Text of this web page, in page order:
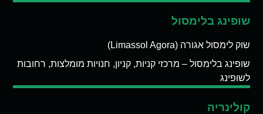
שופינג בלימסול
שוק לימסול אגורה (Limassol Agora)
שופינג בלימסול – מרכזי קניות, קניון, חנויות מומלצות, רחובות
לשופינג
קולינריה